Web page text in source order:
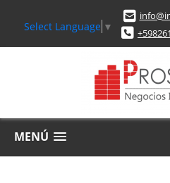
Select Language ▼
MENÚ